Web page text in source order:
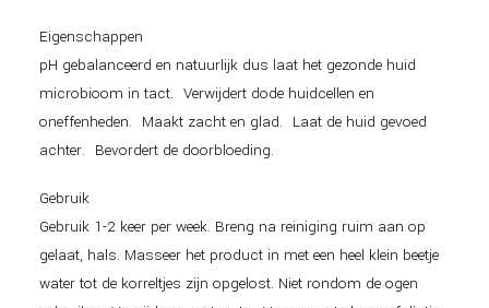
Eigenschappen
pH gebalanceerd en natuurlijk dus laat het gezonde huid
microbioom in tact. Verwijdert dode huidcellen en
oneffenheden. Maakt zacht en glad. Laat de huid gevoed
achter. Bevordert de doorbloeding.
Gebruik
Gebruik 1-2 keer per week. Breng na reiniging ruim aan op
gelaat, hals. Masseer het product in met een heel klein beetje
water tot de korreltjes zijn opgelost. Niet rondom de ogen